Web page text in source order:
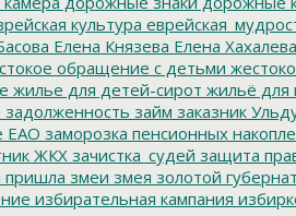
культура
Елена Князева Елена Хахалева
обращение с детьми
жилье для детей-сирот жильё для
задолженность займ заказник
ЕАО заморозка пенсионных
ЖКХзачистка_судей защита
пришла змеи змея золотой
избирательная кампания